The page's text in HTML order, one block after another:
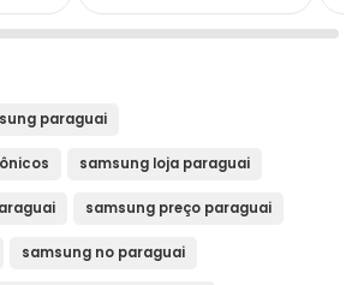
paraguai
samsung loja paraguai
samsung preço paraguai
samsung no paraguai